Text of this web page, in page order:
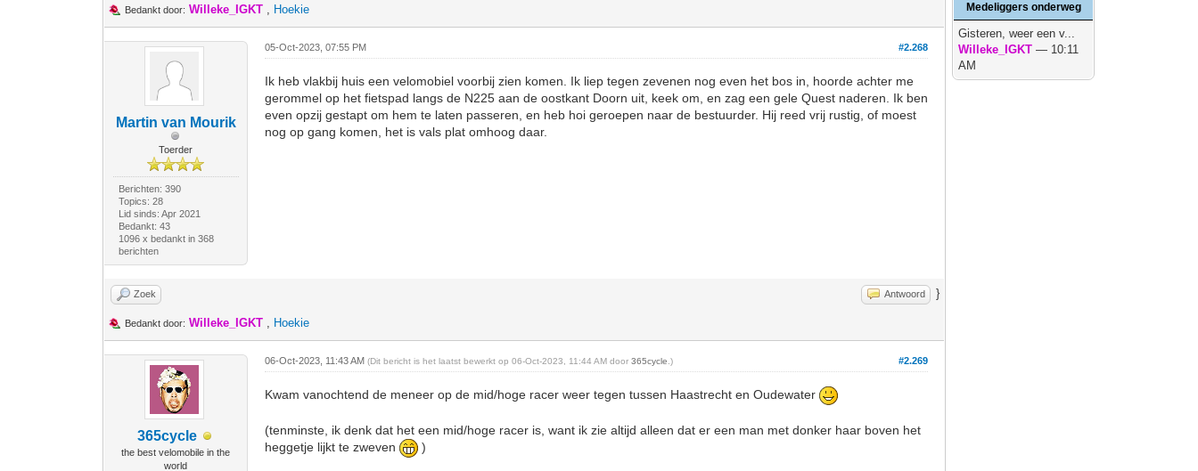
Bedankt door: Willeke_IGKT , Hoekie
Martin van Mourik
Toerder
Berichten: 390
Topics: 28
Lid sinds: Apr 2021
Bedankt: 43
1096 x bedankt in 368
berichten
#2.268
05-Oct-2023, 07:55 PM
Ik heb vlakbij huis een velomobiel voorbij zien komen. Ik liep tegen zevenen nog even het bos in, hoorde achter me
gerommel op het fietspad langs de N225 aan de oostkant Doorn uit, keek om, en zag een gele Quest naderen. Ik ben
even opzij gestapt om hem te laten passeren, en heb hoi geroepen naar de bestuurder. Hij reed vrij rustig, of moest
nog op gang komen, het is vals plat omhoog daar.
Zoek Antwoord }
Bedankt door: Willeke_IGKT , Hoekie
365cycle
the best velomobile in the
world
#2.269
06-Oct-2023, 11:43 AM(Dit bericht is het laatst bewerkt op 06-Oct-2023, 11:44 AM door365cycle .)
Kwam vanochtend de meneer op de mid/hoge racer weer tegen tussen Haastrecht en Oudewater
(tenminste, ik denk dat het een mid/hoge racer is, want ik zie altijd alleen dat er een man met donker haar boven het
heggetje lijkt te zweven
)
Medeliggers onderweg
Gisteren, weer een v...
Willeke_IGKT — 10:11
AM